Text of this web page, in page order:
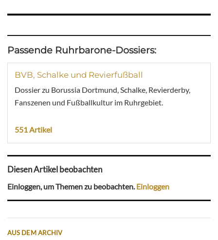
Passende Ruhrbarone-Dossiers:
BVB, Schalke und Revierfußball
Dossier zu Borussia Dortmund, Schalke, Revierderby,
Fanszenen und Fußballkultur im Ruhrgebiet.
551 Artikel
Diesen Artikel beobachten
Einloggen, um Themen zu beobachten.Einloggen
AUS DEM ARCHIV